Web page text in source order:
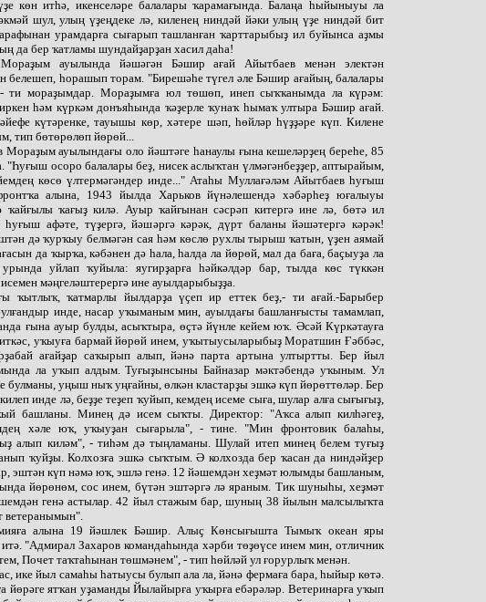
көн итһә, икенселәре балалары ҡарамағында. Балаңа һыйыныуы ла
шул, улың үҙеңдеке лә, киленең ниндәй йәки улың үҙе ниндәй бит
урамдарға сығарып ташланған ҡарттарыбыҙ ил буйынса аҙмы
да бер ҡатламы шундайҙарҙан хасил даһа!
ауылында йәшәгән Бәшир ағай Айытбаев менән электән
белешеп, һорашып торам. "Бирешәһе түгел әле Бәшир ағайың, балалары
ти мораҙымдар. Мораҙымға юл төшөп, инеп сыҡҡанымда ла күрәм:
һәм күркәм донъяһында ҡәҙерле ҡунаҡ һымаҡ ултыра Бәшир ағай.
күтәренке, тауышы көр, хәтере шәп, һөйләр һүҙҙәре күп. Килене
тип бөтөрөлөп йөрөй...
ауылындағы оло йәштәге һанаулы ғына кешеләрҙең береһе, 85
"Һуғыш осоро балалары беҙ, нисек аслыҡтан үлмәгәнбеҙҙер, аптырайым,
көсө үлтермәгәндер инде..." Атаһы Муллағәләм Айытбаев һуғыш
алына, 1943 йылда Харьков йүнәлешендә хәбәрһеҙ юғалыуы
ҡайғылы ҡағыҙ килә. Ауыр ҡайғынан сәсрәп китергә ине лә, бөтә ил
афәте, түҙергә, йәшәргә кәрәк, дүрт баланы йәшәтергә кәрәк!
дә ҡурҡыу белмәгән сая һәм көслө рухлы тырыш ҡатын, үҙен аямай
да ҡырҡа, кәбәнен дә һала, һалда ла йөрөй, мал да баға, баҫыуҙа ла
уйлап ҡуйыла: яугирҙарға һәйкәлдәр бар, тылда көс түккән
мәңгеләштерергә ине ауылдарыбыҙҙа.
ҡытлыҡ, ҡатмарлы йылдарҙа үҫеп ир еттек беҙ,- ти ағай.-Барыбер
инде, насар уҡыманым мин, ауылдағы башланғысты тамамлап,
ғына ауыр булды, асыҡтыра, өҫтә йүнле кейем юҡ. Әсәй Күркәтауға
уҡыуға бармай йөрөй инем, уҡытыусыларыбыҙ Моратшин Ғәббәс,
ағайҙар саҡырып алып, йәнә парта артына ултыртты. Бер йыл
ла уҡып алдым. Туғыҙынсыны Байназар мәктәбендә уҡыным. Ул
булманы, уңыш ныҡ уңғайны, өлкән кластарҙы эшкә күп йөрөттөләр. Бер
инде лә, беҙҙе теҙеп ҡуйып, кемдең исеме сыға, шулар алға сығығыҙ,
башланы. Минең дә исем сыҡты. Директор: "Аҡса алып килһәгеҙ,
хәле юҡ, уҡыуҙан сығарыла", - тине. "Мин фронтовик балаһы,
алып киләм", - тиһәм дә тыңламаны. Шулай итеп минең белем туғыҙ
ҡуйҙы. Колхозға эшкә сыҡтым. Ә колхозда бер ҡасан да ниндәйҙер
эштән күп нәмә юҡ, эшлә генә. 12 йәшемдән хеҙмәт юлымды башланым,
йөрөнөм, сос инем, бүтән эштәргә лә яраным. Тик шуныһы, хеҙмәт
генә астылар. 42 йыл стажым бар, шуның 38 йылын малсылыҡта
ветеранымын".
алына 19 йәшлек Бәшир. Алыҫ Көнсығышта Тымыҡ океан яры
"Адмирал Захаров командаһында хәрби төҙөүсе инем мин, отличник
Почет таҡтаһынан төшмәнем", - тип һөйләй ул ғорурлыҡ менән.
ике йыл самаһы һатыусы булып ала ла, йәнә фермаға бара, һыйыр көтә.
йөрәге ятҡан уҙаманды Йылайырға уҡырға ебәрәләр. Ветеринарға уҡып